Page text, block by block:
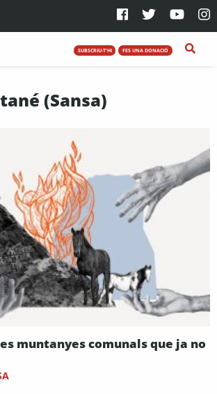
SUBSCRIU-T'HI FES UNA DONACIÓ
(Sansa)
muntanyes comunals que ja no